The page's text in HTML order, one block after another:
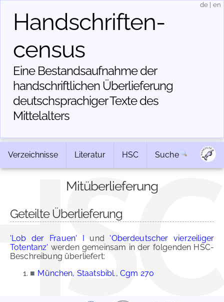
Handschriften­
census
Eine Bestandsaufnahme der
handschriftlichen Über­lieferung
deutschsprachiger Texte des
Mittelalters
de en
Verzeichnisse Literatur HSC Suche
Mitüberlieferung
Geteilte Überlieferung
'Lob der Frauen' I und 'Oberdeutscher vierzeiliger
Totentanz' werden gemeinsam in der folgenden HSC-
Beschreibung überliefert:
■ München, Staatsbibl., Cgm 270